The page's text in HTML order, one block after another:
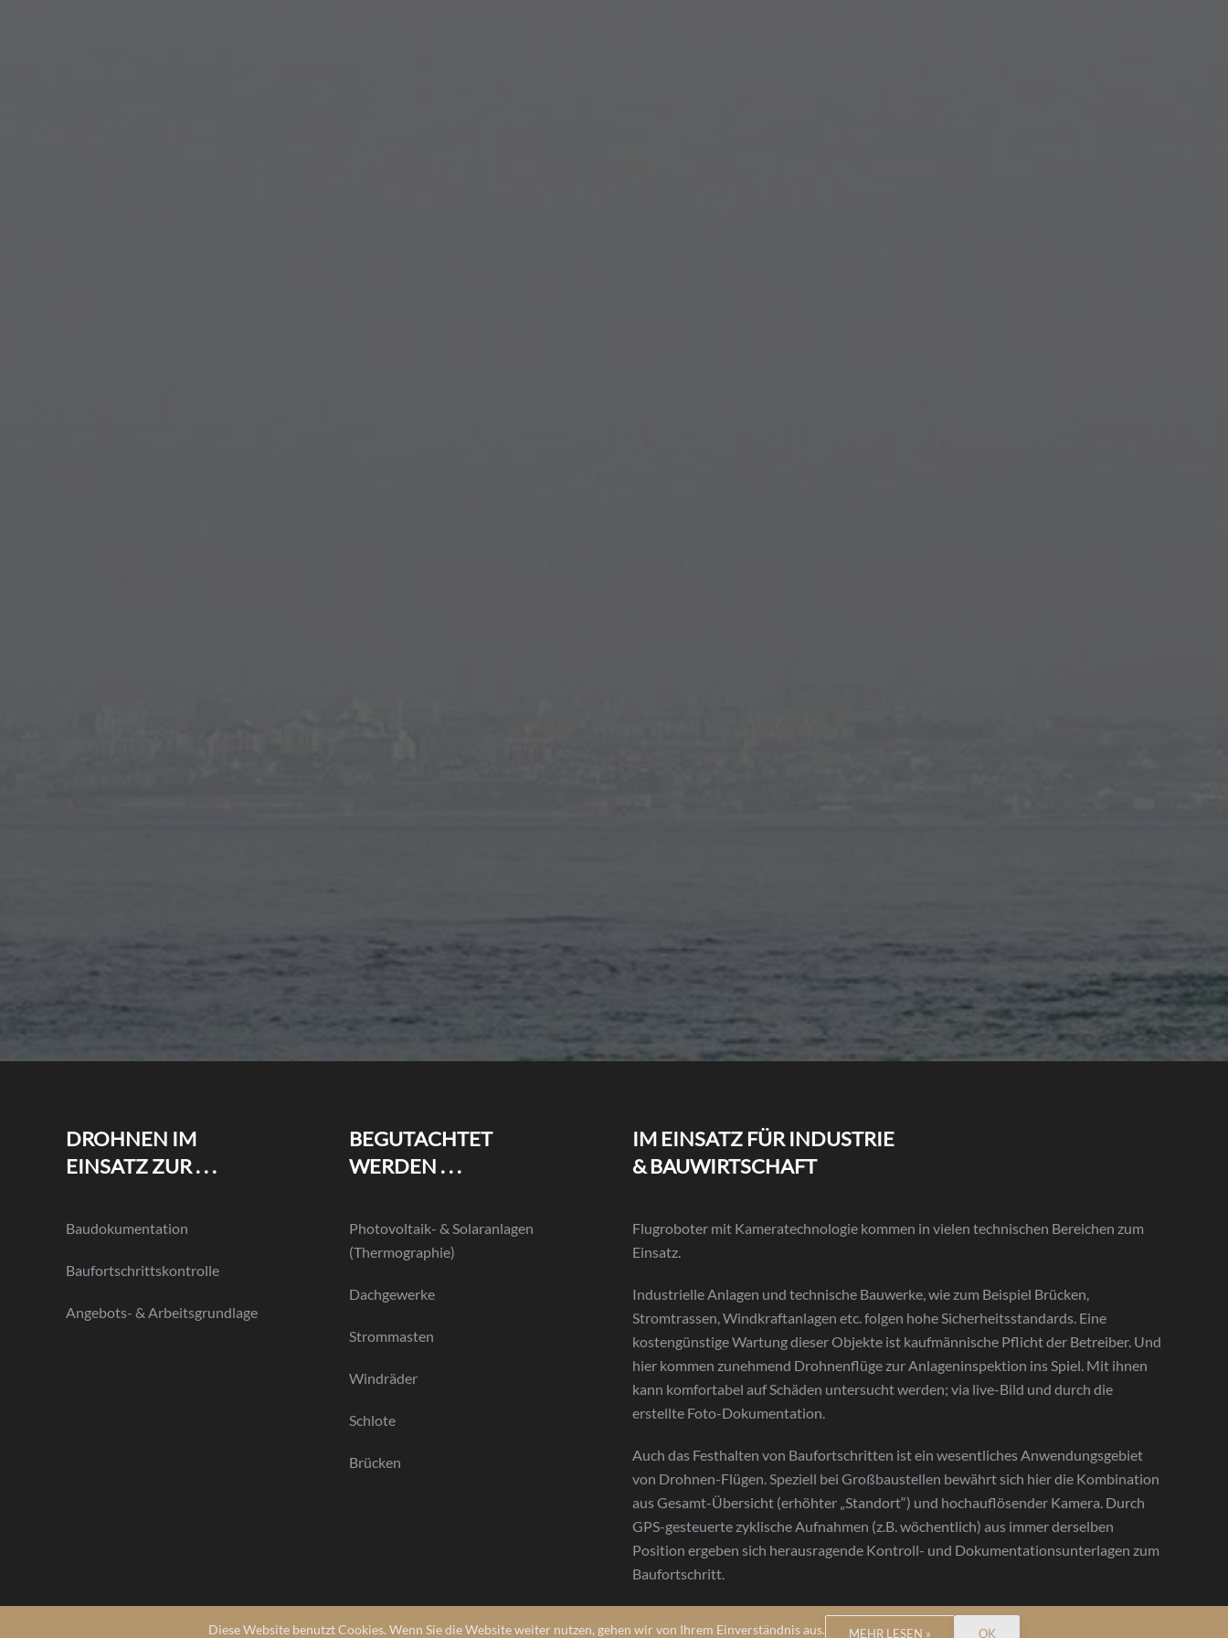
DROHNEN IM
EINSATZ ZUR . . .
Baudokumentation
Baufortschrittskontrolle
Angebots- & Arbeitsgrundlage
BEGUTACHTET
WERDEN . . .
Photovoltaik- & Solaranlagen
(Thermographie)
Dachgewerke
Strommasten
Windräder
Schlote
Brücken
IM EINSATZ FÜR INDUSTRIE
& BAUWIRTSCHAFT
Flugroboter mit Kameratechnologie kommen in vielen technischen Bereichen zum
Einsatz.
Industrielle Anlagen und technische Bauwerke, wie zum Beispiel Brücken,
Stromtrassen, Windkraftanlagen etc. folgen hohe Sicherheitsstandards. Eine
kostengünstige Wartung dieser Objekte ist kaufmännische Pflicht der Betreiber. Und
hier kommen zunehmend Drohnenflüge zur Anlageninspektion ins Spiel. Mit ihnen
kann komfortabel auf Schäden untersucht werden; via live-Bild und durch die
erstellte Foto-Dokumentation.
Auch das Festhalten von Baufortschritten ist ein wesentliches Anwendungsgebiet
von Drohnen-Flügen. Speziell bei Großbaustellen bewährt sich hier die Kombination
aus Gesamt-Übersicht (erhöhter „Standort“) und hochauflösender Kamera. Durch
GPS-gesteuerte zyklische Aufnahmen (z.B. wöchentlich) aus immer derselben
Position ergeben sich herausragende Kontroll- und Dokumentationsunterlagen zum
Baufortschritt.
Diese Website benutzt Cookies. Wenn Sie die Website weiter nutzen, gehen wir von Ihrem Einverständnis aus. MEHR LESEN » OK